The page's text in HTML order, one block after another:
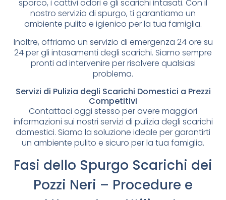
sporco, i cattivi odori e gli scarichi intasati. Con il
nostro servizio di spurgo, ti garantiamo un
ambiente pulito e igienico per la tua famiglia.
Inoltre, offriamo un servizio di emergenza 24 ore su
24 per gli intasamenti degli scarichi. Siamo sempre
pronti ad intervenire per risolvere qualsiasi
problema.
Servizi di Pulizia degli Scarichi Domestici a Prezzi
Competitivi
Contattaci oggi stesso per avere maggiori
informazioni sui nostri servizi di pulizia degli scarichi
domestici. Siamo la soluzione ideale per garantirti
un ambiente pulito e sicuro per la tua famiglia.
Fasi dello Spurgo Scarichi dei
Pozzi Neri – Procedure e